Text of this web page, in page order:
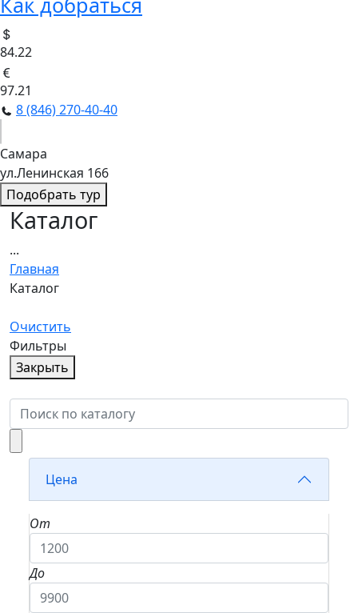
84.22
97.21
8 (846) 270-40-40
Самара
ул.Ленинская 166
Подобрать тур
Каталог
...
Главная
Каталог
Очистить
Фильтры
Закрыть
Цена
От
До